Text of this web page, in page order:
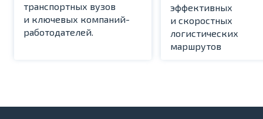
транспортных вузов
и ключевых компаний-
работодателей.
эффективных
и скоростных
логистических
маршрутов